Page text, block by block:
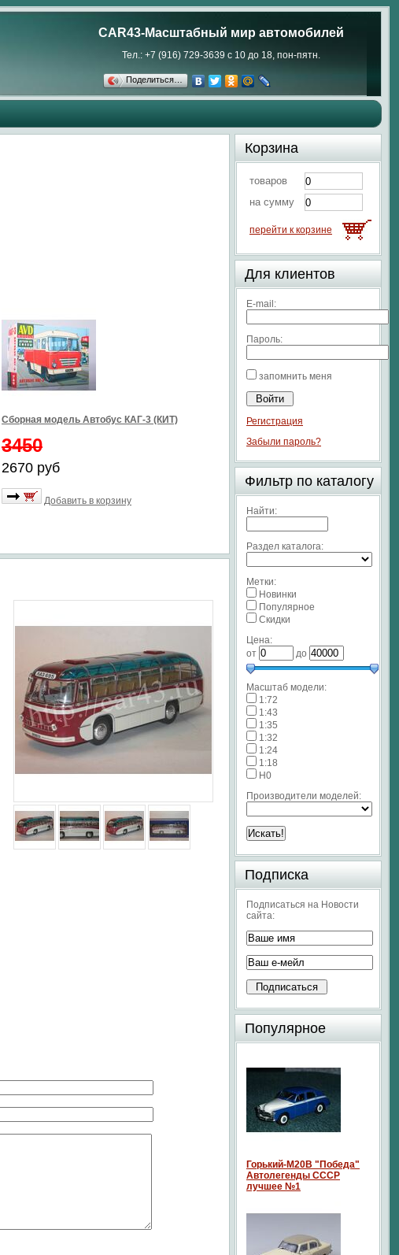
CAR43-Масштабный мир автомобилей
Тел.: +7 (916) 729-3639 с 10 до 18, пон-пятн.
Поделиться…
Сборная модель Автобус КАГ-3 (КИТ)
3450
2670 руб
Добавить в корзину
Корзина
товаров
на сумму
перейти к корзине
Для клиентов
E-mail:
Пароль:
запомнить меня
Регистрация
Забыли пароль?
Фильтр по каталогу
Найти:
Раздел каталога:
Метки:
Новинки
Популярное
Скидки
Цена:
от
до
Масштаб модели:
1:72
1:43
1:35
1:32
1:24
1:18
H0
Производители моделей:
Подписка
Подписаться на Новости
сайта:
Популярное
Горький-М20В "Победа"
Автолегенды СССР
лучшее №1